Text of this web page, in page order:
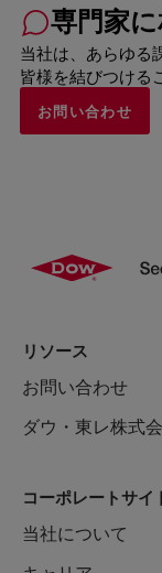
専門家
当社は、あらゆる
皆様を結びつける
お問い合わせ
リソース
お問い合わせ
ダウ・東レ株式
コーポレートサイ
当社について